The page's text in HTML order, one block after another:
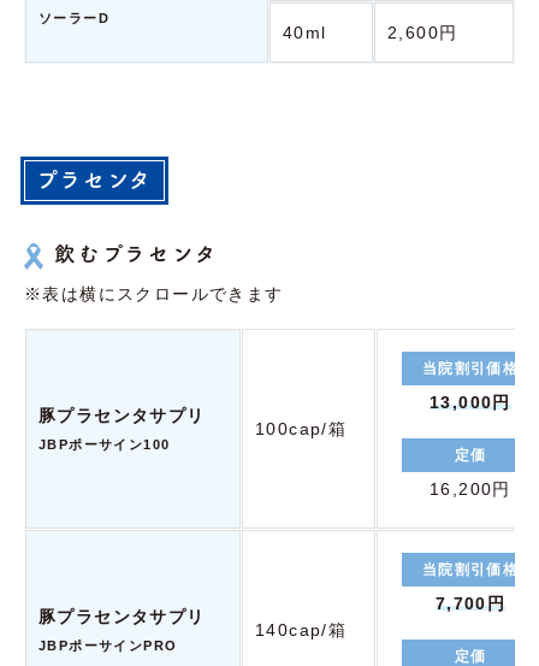
ソーラーD
40ml 2,600円
プラセンタ
飲むプラセンタ
※表は横にスクロールできます
豚プラセンタサプリ
JBPポーサイン100
100cap/箱
当院割引価格
13,000円
定価
16,200円
豚プラセンタサプリ
JBPポーサインPRO
140cap/箱
当院割引価格
7,700円
定価